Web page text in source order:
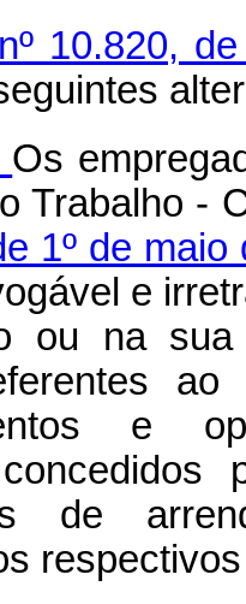
10.820,
Os
Trabalho -
1º de
e
ou na
ao
e
de